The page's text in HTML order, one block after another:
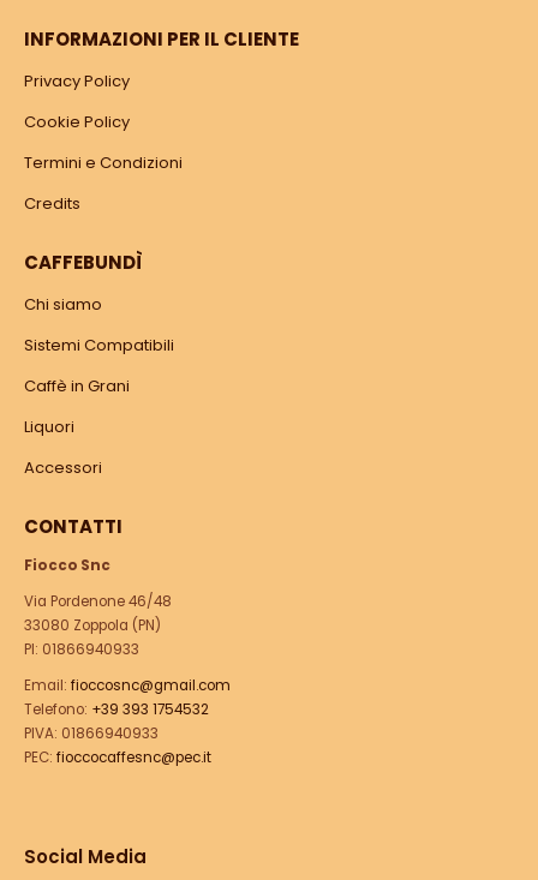
INFORMAZIONI PER IL CLIENTE
Privacy Policy
Cookie Policy
Termini e Condizioni
Credits
CAFFEBUNDÌ
Chi siamo
Sistemi Compatibili
Caffè in Grani
Liquori
Accessori
CONTATTI
Fiocco Snc
Via Pordenone 46/48
33080 Zoppola (PN)
PI: 01866940933
Email: fioccosnc@gmail.com
Telefono: +39 393 1754532
PIVA: 01866940933
PEC: fioccocaffesnc@pec.it
Social Media